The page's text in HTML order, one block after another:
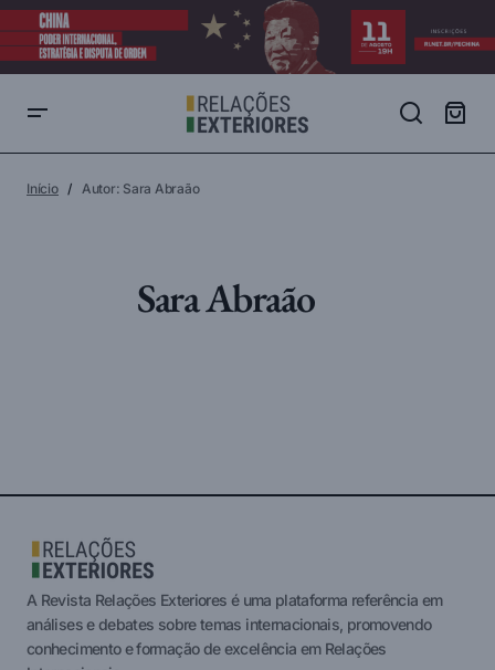
Início Autor: Sara Abraão
Sara Abraão
A Revista Relações Exteriores é uma plataforma referência em
análises e debates sobre temas internacionais, promovendo
conhecimento e formação de excelência em Relações